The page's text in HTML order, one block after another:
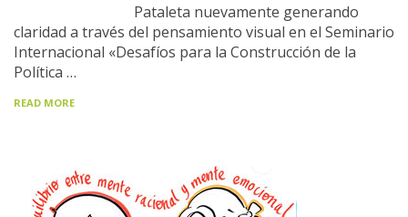
Pataleta nuevamente generando
claridad a través del pensamiento visual en el Seminario
Internacional «Desafíos para la Construcción de la
Política …
READ MORE